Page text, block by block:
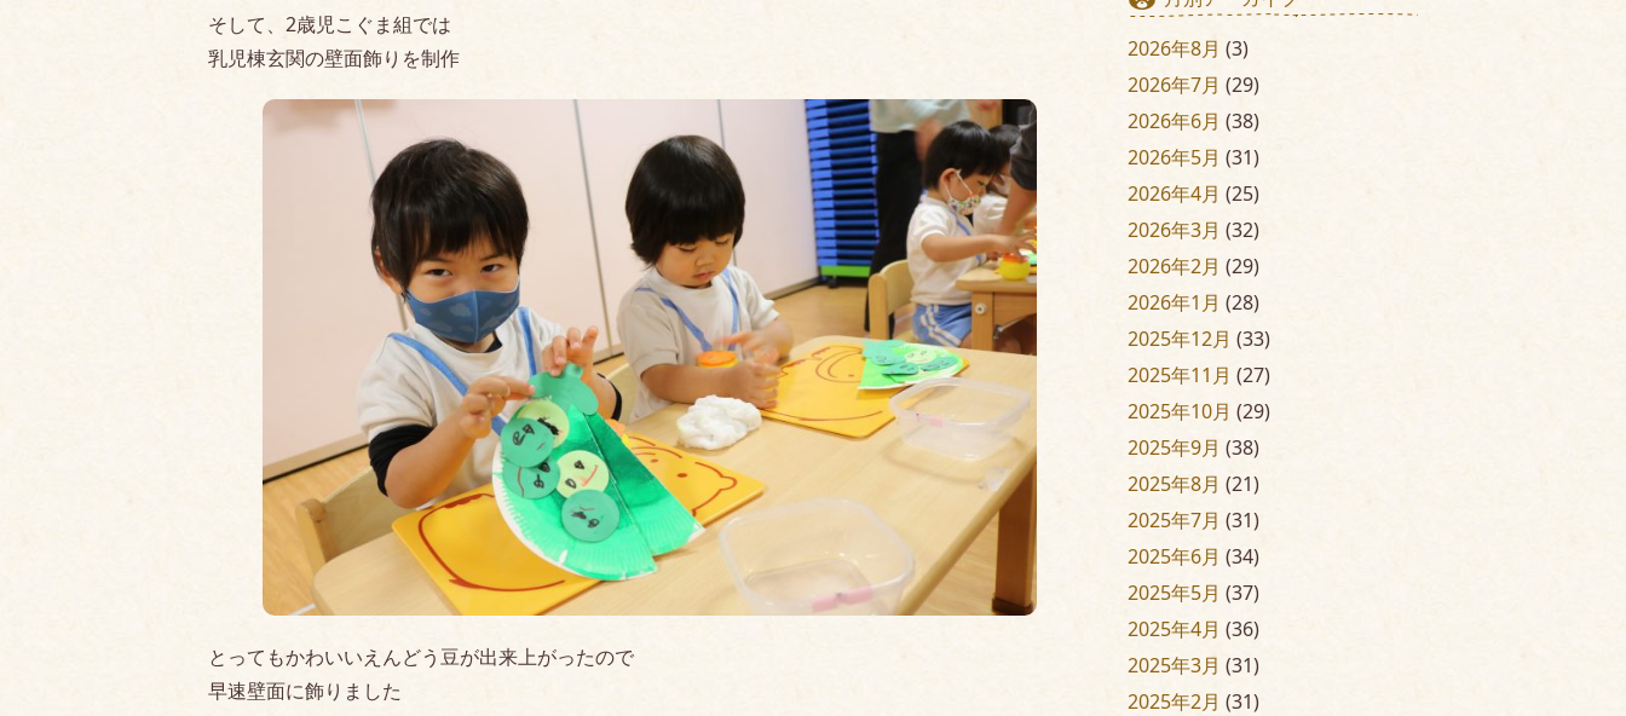
そして、2歳児こぐま組では
乳児棟玄関の壁面飾りを制作
とってもかわいいえんどう豆が出来上がったので
早速壁面に飾りました
2026年8月 (3)
2026年7月 (29)
2026年6月 (38)
2026年5月 (31)
2026年4月 (25)
2026年3月 (32)
2026年2月 (29)
2026年1月 (28)
2025年12月 (33)
2025年11月 (27)
2025年10月 (29)
2025年9月 (38)
2025年8月 (21)
2025年7月 (31)
2025年6月 (34)
2025年5月 (37)
2025年4月 (36)
2025年3月 (31)
2025年2月 (31)